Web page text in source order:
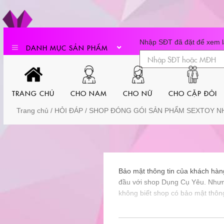
Skip
to
DANH MỤC SẢN PHẨM
TRANG CHỦ CHO NAM CHO NỮ CHO CẶP ĐÔI
Trang chủ / HỎI ĐÁP / SHOP ĐÓNG GÓI SẢN PHẨM SEXTOY
Nhập SĐT đã đặt để xem
Bảo mật thông tin của khách
đầu với shop Dụng Cụ Yêu.
không biết shop có bảo mật